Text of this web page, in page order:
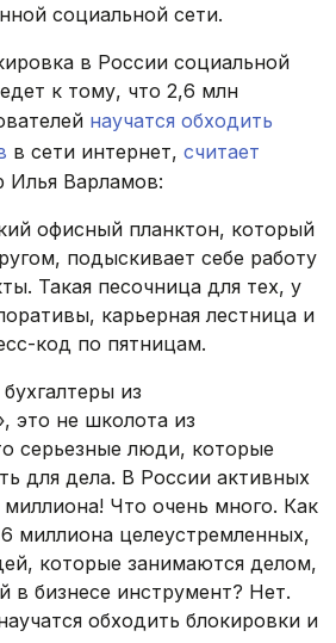
социальной сети.
в России социальной
к тому, что 2,6 млн
научатся обходить
в сети интернет, считает
Илья Варламов:
офисный планктон, который
подыскивает себе работу
Такая песочница для тех, у
карьерная лестница и
код по пятницам.
из
это не школота из
серьезные люди, которые
для дела. В России активных
миллиона! Что очень много. Как
миллиона целеустремленных,
которые занимаются делом,
в бизнесе инструмент? Нет.
обходить блокировки и